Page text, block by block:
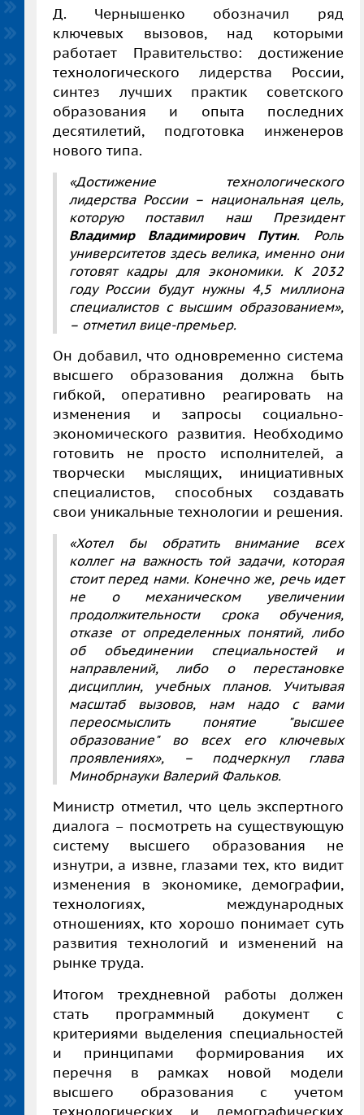
Д. Чернышенко обозначил ряд
ключевых вызовов, над которыми
работает Правительство: достижение
технологического лидерства России,
синтез лучших практик советского
образования и опыта последних
десятилетий, подготовка инженеров
нового типа.
«Достижение технологического
лидерства России – национальная цель,
которую поставил наш Президент
Владимир Владимирович Путин. Роль
университетов здесь велика, именно они
готовят кадры для экономики. К 2032
году России будут нужны 4,5 миллиона
специалистов с высшим образованием»,
– отметил вице-премьер.
Он добавил, что одновременно система
высшего образования должна быть
гибкой, оперативно реагировать на
изменения и запросы социально-
экономического развития. Необходимо
готовить не просто исполнителей, а
творчески мыслящих, инициативных
специалистов, способных создавать
свои уникальные технологии и решения.
«Хотел бы обратить внимание всех
коллег на важность той задачи, которая
стоит перед нами. Конечно же, речь идет
не о механическом увеличении
продолжительности срока обучения,
отказе от определенных понятий, либо
об объединении специальностей и
направлений, либо о перестановке
дисциплин, учебных планов. Учитывая
масштаб вызовов, нам надо с вами
переосмыслить понятие "высшее
образование" во всех его ключевых
проявлениях», – подчеркнул глава
Минобрнауки Валерий Фальков.
Министр отметил, что цель экспертного
диалога – посмотреть на существующую
систему высшего образования не
изнутри, а извне, глазами тех, кто видит
изменения в экономике, демографии,
технологиях, международных
отношениях, кто хорошо понимает суть
развития технологий и изменений на
рынке труда.
Итогом трехдневной работы должен
стать программный документ с
критериями выделения специальностей
и принципами формирования их
перечня в рамках новой модели
высшего образования с учетом